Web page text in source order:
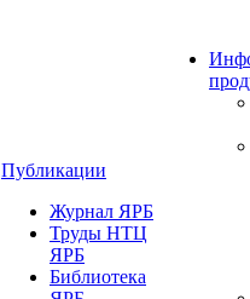
Публикации
Журнал ЯРБ
Труды НТЦ
ЯРБ
Библиотека